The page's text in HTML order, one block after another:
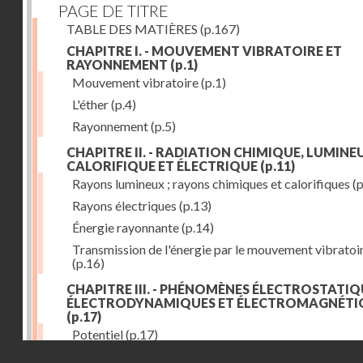
PAGE DE TITRE
TABLE DES MATIÈRES (p.167)
CHAPITRE I. - MOUVEMENT VIBRATOIRE ET
RAYONNEMENT (p.1)
Mouvement vibratoire(p.1)
L'éther(p.4)
Rayonnement(p.5)
CHAPITRE II. - RADIATION CHIMIQUE,
CALORIFIQUE ET ÉLECTRIQUE (p.11)
Rayons lumineux ; rayons chimiques et calorifiques
Rayons électriques (p.13)
Énergie rayonnante(p.14)
Transmission de l'énergie par le mouvement
(p.16)
CHAPITRE III. - PHÉNOMÈNES
ÉLECTRODYNAMIQUES ET
(p.17)
Potentiel(p.17)